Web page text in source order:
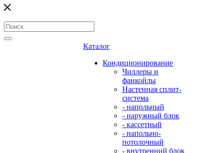
Каталог
Кондиционирование
Чиллеры и
фанкойлы
Настенная сплит-
система
- напольный
- наружный блок
- кассетный
- напольно-
потолочный
- внутренний блок